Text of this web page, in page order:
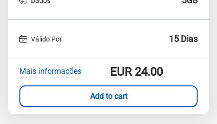
Válido Por 15 Dias
Mais informações EUR24.00
Add to cart